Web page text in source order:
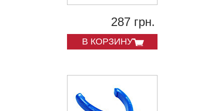
287 грн.
В КОРЗИНУ